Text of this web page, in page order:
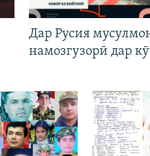
Дар Русия
намозгузорӣ дар